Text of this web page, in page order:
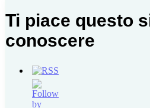
Ti piace questo
conoscere